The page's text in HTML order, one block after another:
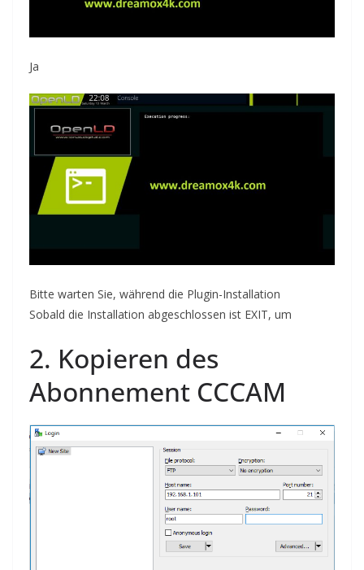
Ja
Bitte warten Sie, während die Plugin-Installation
Sobald die Installation abgeschlossen ist EXIT, um
2. Kopieren des
Abonnement CCCAM